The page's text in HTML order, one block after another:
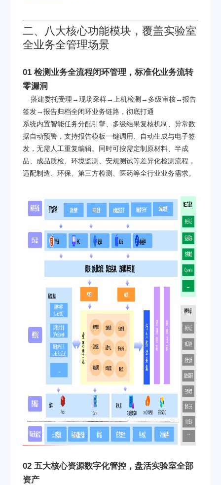
二、八大核心功能模块，覆盖实验室
全业务全管理场景
01 检测业务全流程闭环管理，标准化业务流转
零漏洞
搭建委托受理→现场采样→上机检测→多级审核→报告
签发→报告归档全闭环业务链路，彻底打通
系统内置智能任务分配引擎、多级结果复核机制、异常数
据自动预警，支持报告模板一键调用、自动生成与电子签
发，无需人工重复编辑。同时可按需定制原材料、半成
品、成品质检、环境监测、安规测试等差异化检测流程，
适配制造、环保、第三方检测、医药等全行业业务需求。
02 五大核心资源数字化管控，盘活实验室全部
资产